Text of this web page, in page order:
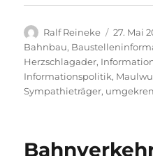
Autor
Ralf Reineke
am
27. Mai
Bahnbau,
Herzschlagader,
Informationspolitik,
Sympathieträger,